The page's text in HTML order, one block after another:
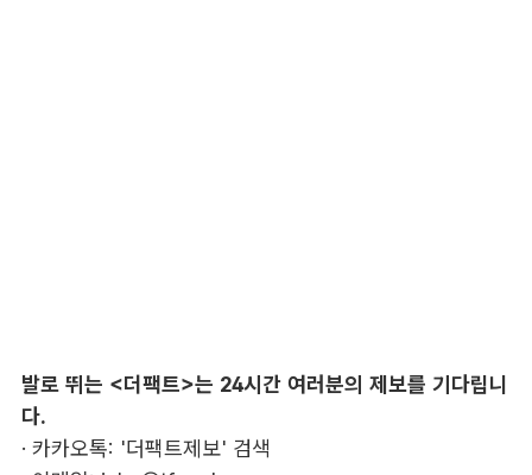
발로 뛰는 <더팩트>는 24시간 여러분의 제보를 기다립니
다.
· 카카오톡: '더팩트제보' 검색